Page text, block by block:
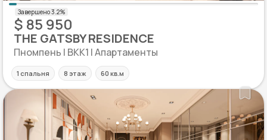
$ 85 950
THE GATSBY RESIDENCE
Пномпень | BKK1 | Апартаменты
1 спальня 8 этаж 60 кв.м